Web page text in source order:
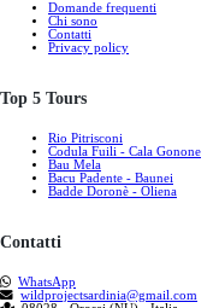
Domande frequenti
Chi sono
Contatti
Privacy policy
Top 5 Tours
Rio Pitrisconi
Codula Fuili - Cala Gonone
Bau Mela
Bacu Padente - Baunei
Badde Doronè - Oliena
Contatti
WhatsApp
wildprojectsardinia@gmail.com